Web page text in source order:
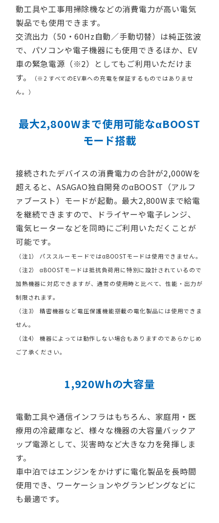
動工具や工事用掃除機などの消費電力が高い電気
製品でも使用できます。
交流出力（50・60Hz自動／手動切替）は純正弦波
で、パソコンや電子機器にも使用できるほか、EV
車の緊急電源（※2）としてもご利用いただけま
す。
（※2 すべてのEV車への充電を保証するものではありませ
ん。）
最大2,800Wまで使用可能なαBOOST
モード搭載
接続されたデバイスの消費電力の合計が2,000Wを
超えると、ASAGAO独自開発のαBOOST（アルフ
ァブースト）モードが起動。最大2,800Wまで給電
を継続できますので、ドライヤーや電子レンジ、
電気ヒーターなどを同時にご利用いただくことが
可能です。
（注1） パススルーモードではαBOOSTモードは使用できません。
（注2） αBOOSTモードは抵抗負荷用に特別に設計されているので
加熱機器に対応できますが、通常の使用時と比べて、性能・出力が
制限されます。
（注3） 精密機器など電圧保護機能搭載の電化製品には使用できま
せん。
（注4） 機器によっては動作しない場合もありますのであらかじめ
ご了承ください。
1,920Whの大容量
電動工具や通信インフラはもちろん、家庭用・医
療用の冷蔵庫など、様々な機器の大容量バックア
ップ電源として、災害時など大きな力を発揮しま
す。
車中泊ではエンジンをかけずに電化製品を長時間
使用でき、ワーケーションやグランピングなどに
も最適です。